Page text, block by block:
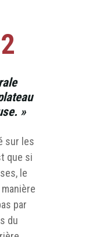
»
sur les
que si
le
par
du